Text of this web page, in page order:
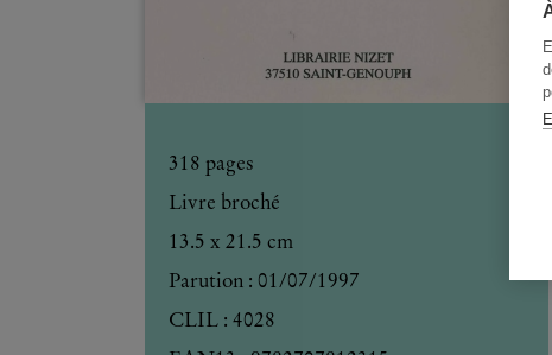
318 pages
Livre broché
13.5 x 21.5 cm
Parution : 01/07/1997
CLIL : 4028